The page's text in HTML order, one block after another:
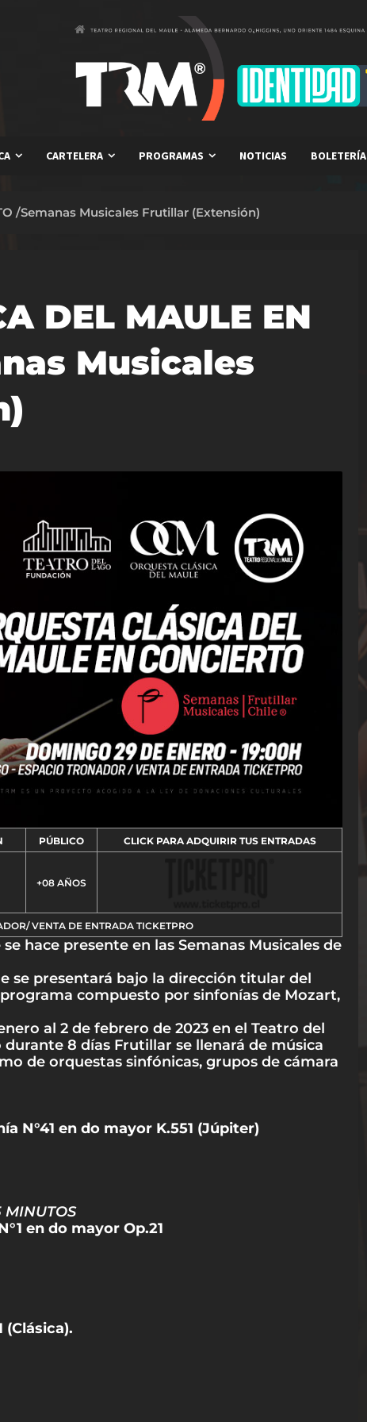
CARTELERA PROGRAMAS NOTICIAS BOLETERÍA
/Semanas Musicales Frutillar (Extensión)
DEL MAULE EN
Musicales
PÚBLICO CLICK PARA ADQUIRIR TUS ENTRADAS
+08 AÑOS
VENTA DE ENTRADA TICKETPRO
hace presente en las Semanas Musicales de
se presentará bajo la dirección titular del
compuesto por sinfonías de Mozart,
al 2 de febrero de 2023 en el Teatro del
durante 8 días Frutillar se llenará de música
de orquestas sinfónicas, grupos de cámara
N°41 en do mayor K.551 (Júpiter)
MINUTOS
en do mayor Op.21
(Clásica).